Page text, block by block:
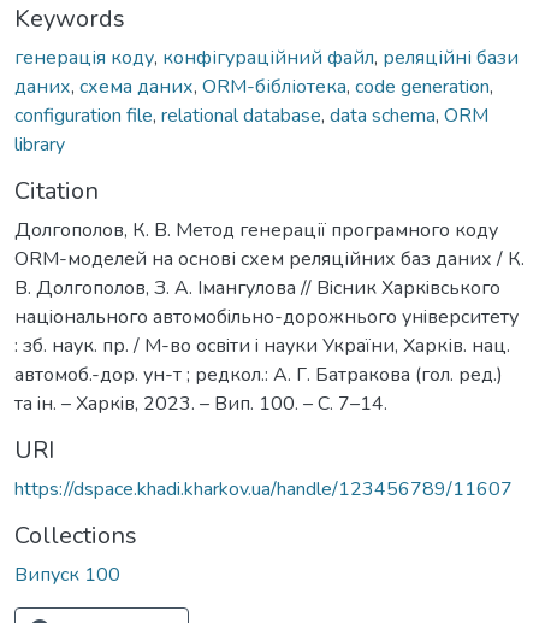
Keywords
генерація коду, конфігураційний файл, реляційні бази
даних, схема даних, ORM-бібліотека, code generation,
configuration file, relational database, data schema, ORM
library
Citation
Долгополов, К. В. Метод генерації програмного коду
ORM-моделей на основі схем реляційних баз даних / К.
В. Долгополов, З. А. Імангулова // Вiсник Харкiвського
нацiонального автомобiльно-дорожнього унiверситету
: зб. наук. пр. / М-во освiти i науки України, Харків. нац.
автомоб.-дор. ун-т ; редкол.: А. Г. Батракова (гол. ред.)
та iн. – Харкiв, 2023. – Вип. 100. – С. 7–14.
URI
https://dspace.khadi.kharkov.ua/handle/123456789/11607
Collections
Випуск 100